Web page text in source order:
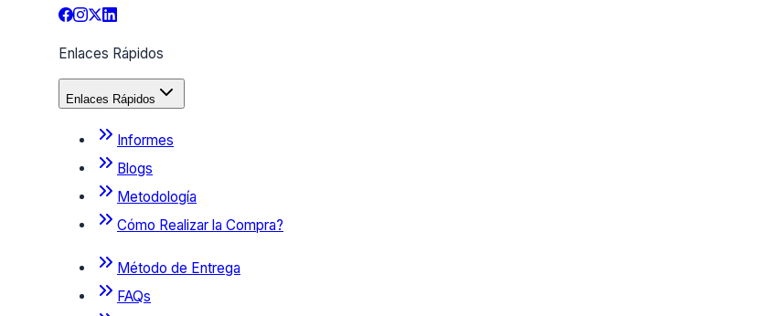
Enlaces Rápidos
Enlaces Rápidos
Informes
Blogs
Metodología
Cómo Realizar la Compra?
Método de Entrega
FAQs